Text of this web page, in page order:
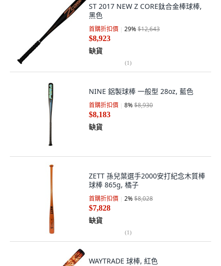
ST 2017 NEW Z CORE鈦合金棒球棒,
黑色
首購折扣價 29%$12,643
$8,923
缺貨
(1)
NINE 鋁製球棒 一般型 28oz, 藍色
首購折扣價 8%$8,930
$8,183
缺貨
ZETT 孫兒葉選手2000安打紀念木質棒
球棒 865g, 橘子
首購折扣價 2%$8,028
$7,828
缺貨
(1)
WAYTRADE 球棒, 紅色